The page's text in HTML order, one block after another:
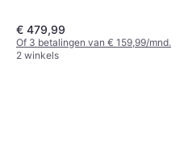
€ 479,99
Of 3 betalingen van € 159,99/mnd.
2 winkels